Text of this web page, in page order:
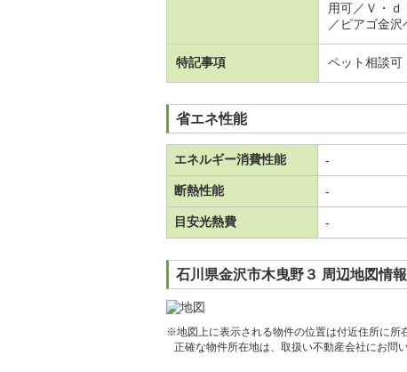
用可／Ｖ・
／ピアゴ金
特記事項 ペット相談可
省エネ性能
エネルギー消費性能 -
断熱性能 -
目安光熱費 -
石川県金沢市木曳野３ 周辺地図情報
※地図上に表示される物件の位置は付近住所に所
正確な物件所在地は、取扱い不動産会社にお問